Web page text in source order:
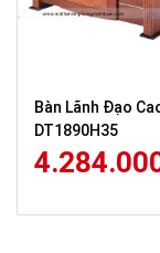
Bàn Lãnh Đạo
DT1890H35